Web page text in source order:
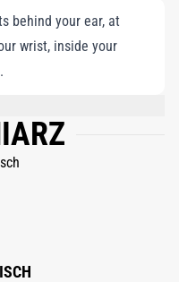
behind your ear, at
wrist, inside your
AQUA (WATER), ALPHA-
ISOEUGENOL, LINALOOL,